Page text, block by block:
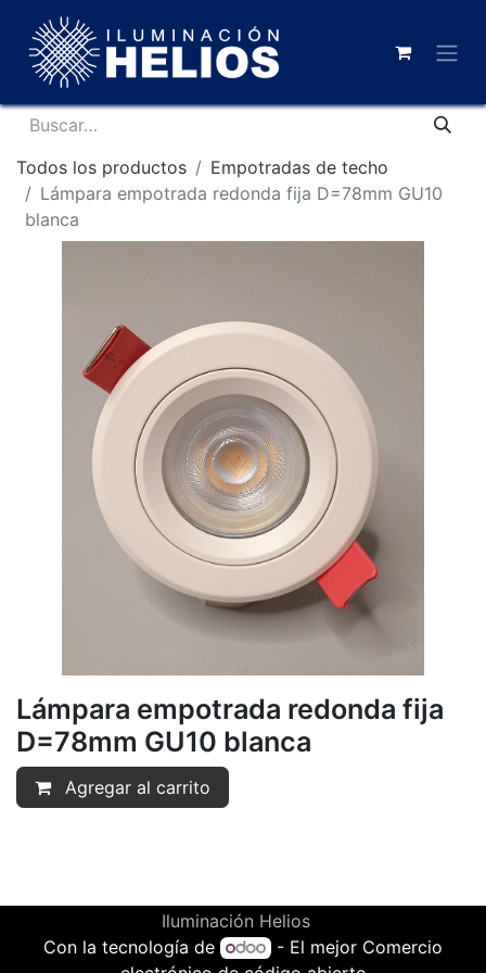
Todos los productos
Empotradas de techo
Lámpara empotrada redonda fija D=78mm GU10
blanca
Lámpara empotrada redonda fija
D=78mm GU10 blanca
Agregar al carrito
Iluminación Helios
Con la tecnología de
- El mejor Comercio